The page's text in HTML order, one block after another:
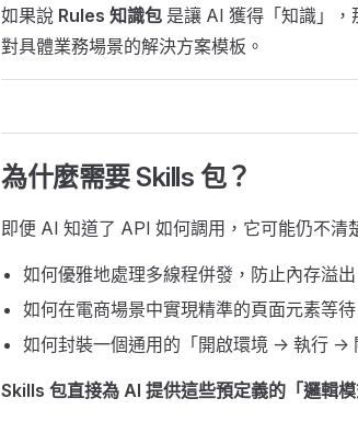
如果說 Rules 知識包 是讓 AI 獲得「知識」，
對具體業務場景的解決方案模板。
為什麼需要 Skills 包？
即便 AI 知道了 API 如何調用，它可能仍不清
如何優雅地處理多線程併發，防止內存溢出
如何在電商場景中實現精準的頁面元素等待
如何封裝一個通用的「開啟環境 -> 執行 ->
Skills 包直接為 AI 提供這些預定義的「邏輯模